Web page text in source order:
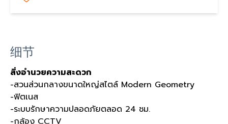
细节
สิ่งอำนวยความสะดวก
-สวนส่วนกลางขนาดใหญ่สไตล์ Modern Geometry
-ฟิตเนส
-ระบบรักษาความปลอดภัยตลอด 24 ชม.
-กล้อง CCTV